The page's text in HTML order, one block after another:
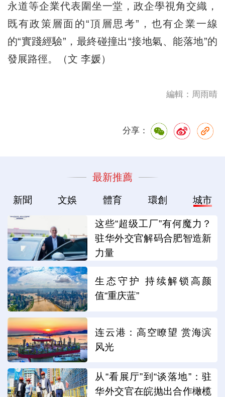
永道等企業代表圍坐一堂，政企學視角交織，
既有政策層面的“頂層思考”，也有企業一線
的“實踐經驗”，最終碰撞出“接地氣、能落地”的
發展路徑。（文 李媛）
編輯：周雨晴
分享：
最新推薦
新聞 文娛 體育 環創 城市
这些“超级工厂”有何魔力？
驻华外交官解码合肥智造新
力量
生态守护 持续解锁高颜
值“重庆蓝”
连云港：高空瞭望 赏海滨
风光
从“看展厅”到“谈落地”：驻
华外交官在皖抛出合作橄榄